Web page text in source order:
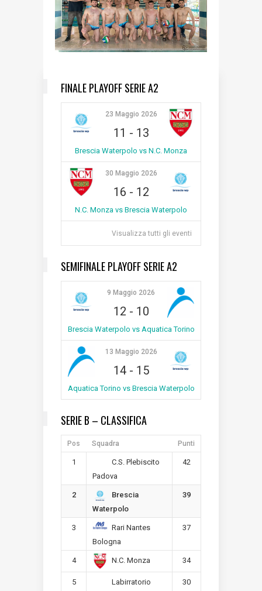
FINALE PLAYOFF SERIE A2
23 Maggio 2026
11 - 13
Brescia Waterpolo vs N.C. Monza
30 Maggio 2026
16 - 12
N.C. Monza vs Brescia Waterpolo
Visualizza tutti gli eventi
SEMIFINALE PLAYOFF SERIE A2
9 Maggio 2026
12 - 10
Brescia Waterpolo vs Aquatica Torino
13 Maggio 2026
14- 15
Aquatica Torino vs Brescia Waterpolo
SERIE B – CLASSIFICA
Pos Squadra Punti
1
C.S. Plebiscito
Padova
42
2
Brescia
Waterpolo
39
3
Rari Nantes
Bologna
37
4 N.C. Monza 34
5
Labirratorio
30